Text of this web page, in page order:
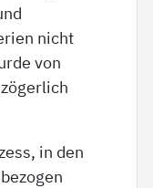
nicht
von
in den